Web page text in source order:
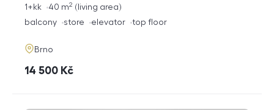
rozměry
1+kk living area
40 m2
funkce
balcony store elevator top floor
adresa
Brno
cena
14 500 Kč